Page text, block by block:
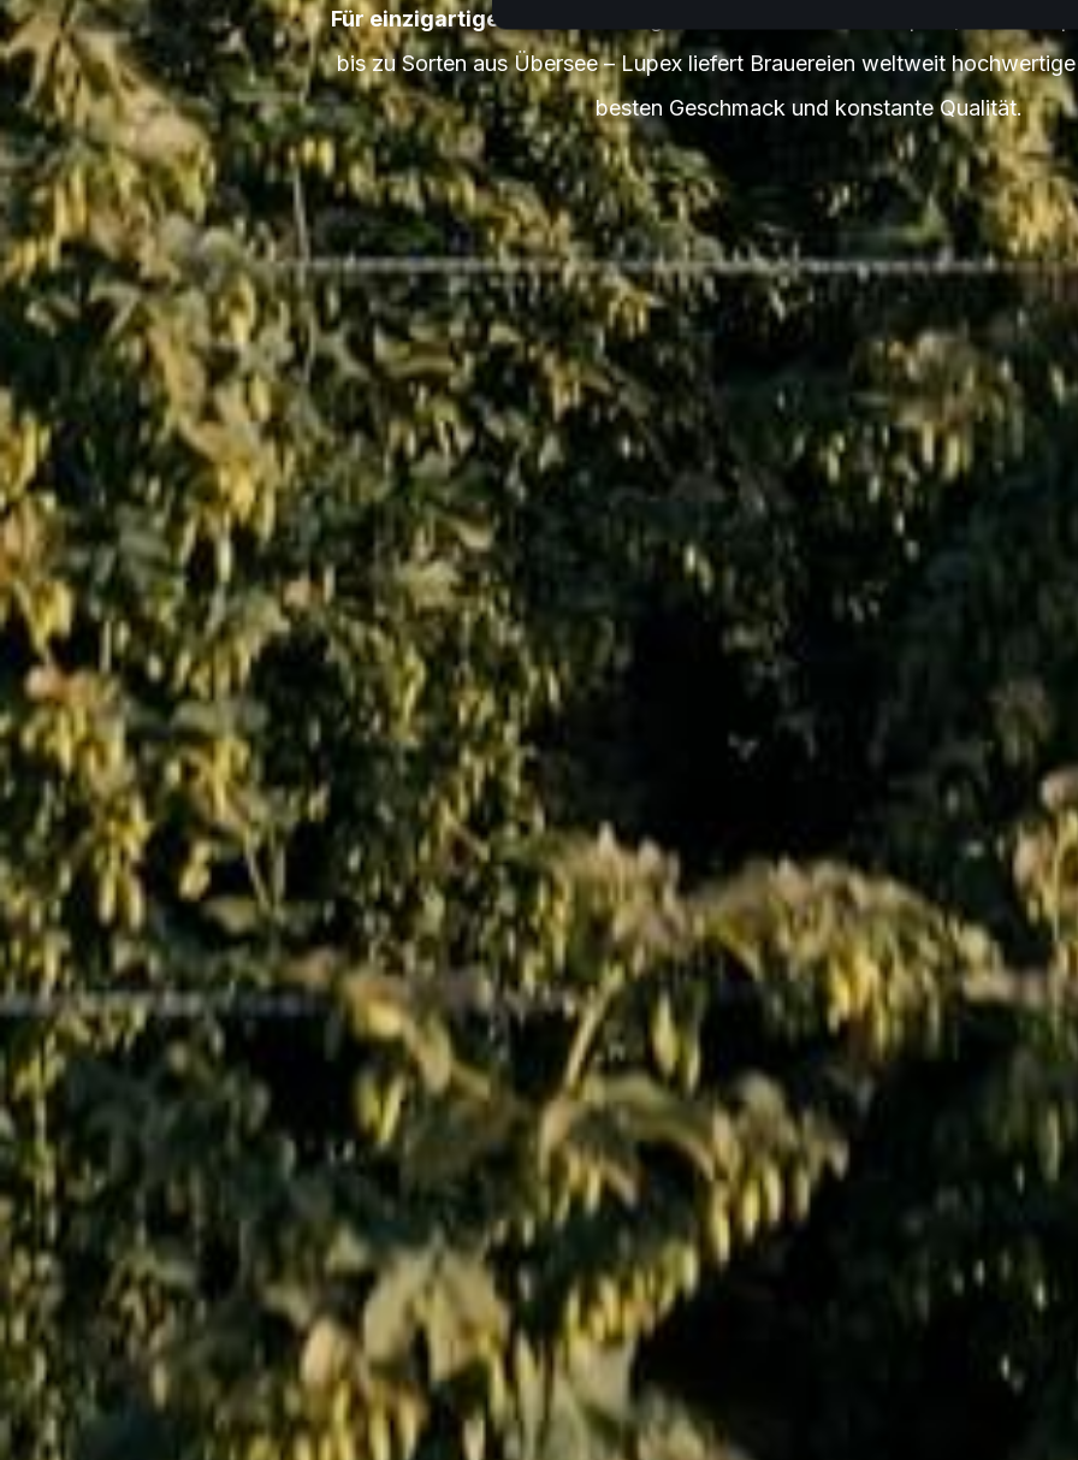
Für einzigartiges Bier.
bis zu Sorten aus Übersee – Lupex liefert Brauereien weltweit
besten Geschmack und konstante Qualität.